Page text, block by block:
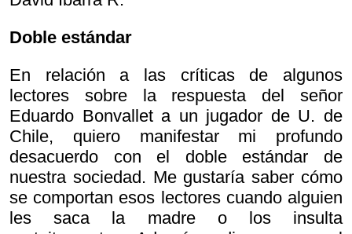
Doble estándar
En relación a las críticas de algunos
lectores sobre la respuesta del señor
Eduardo Bonvallet a un jugador de U. de
Chile, quiero manifestar mi profundo
desacuerdo con el doble estándar de
nuestra sociedad. Me gustaría saber cómo
se comportan esos lectores cuando alguien
les saca la madre o los insulta